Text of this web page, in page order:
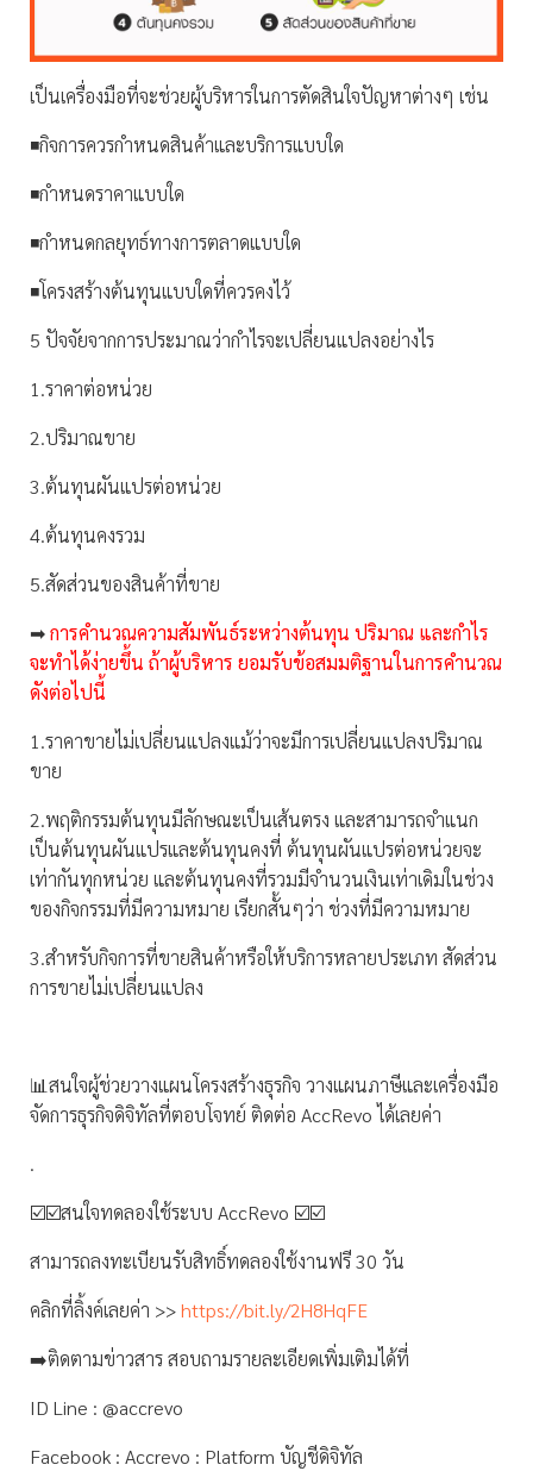
เป็นเครื่องมือที่จะช่วยผู้บริหารในการตัดสินใจปัญหาต่างๆ เช่น
◾กิจการควรกำหนดสินค้าและบริการแบบใด
◾กำหนดราคาแบบใด
◾กำหนดกลยุทธ์ทางการตลาดแบบใด
◾โครงสร้างต้นทุนแบบใดที่ควรคงไว้
5 ปัจจัยจากการประมาณว่ากำไรจะเปลี่ยนแปลงอย่างไร
1.ราคาต่อหน่วย
2.ปริมาณขาย
3.ต้นทุนผันแปรต่อหน่วย
4.ต้นทุนคงรวม
5.สัดส่วนของสินค้าที่ขาย
➡การคำนวณความสัมพันธ์ระหว่างต้นทุน ปริมาณ และกำไร
จะทำได้ง่ายขึ้น ถ้าผู้บริหาร ยอมรับข้อสมมติฐานในการคำนวณ
ดังต่อไปนี้
1.ราคาขายไม่เปลี่ยนแปลงแม้ว่าจะมีการเปลี่ยนแปลงปริมาณ
ขาย
2.พฤติกรรมต้นทุนมีลักษณะเป็นเส้นตรง และสามารถจำแนก
เป็นต้นทุนผันแปรและต้นทุนคงที่ ต้นทุนผันแปรต่อหน่วยจะ
เท่ากันทุกหน่วย และต้นทุนคงที่รวมมีจำนวนเงินเท่าเดิมในช่วง
ของกิจกรรมที่มีความหมาย เรียกสั้นๆว่า ช่วงที่มีความหมาย
3.สำหรับกิจการที่ขายสินค้าหรือให้บริการหลายประเภท สัดส่วน
การขายไม่เปลี่ยนแปลง
📊สนใจผู้ช่วยวางแผนโครงสร้างธุรกิจ วางแผนภาษีและเครื่องมือ
จัดการธุรกิจดิจิทัลที่ตอบโจทย์ ติดต่อ AccRevo ได้เลยค่า
.
☑️☑️สนใจทดลองใช้ระบบ AccRevo ☑️☑️
สามารถลงทะเบียนรับสิทธิ์ทดลองใช้งานฟรี 30 วัน
คลิกที่ลิ้งค์เลยค่า >>https://bit.ly/2H8HqFE
➡️ติดตามข่าวสาร สอบถามรายละเอียดเพิ่มเติมได้ที่
ID Line : @accrevo
Facebook : Accrevo : Platform บัญชีดิจิทัล